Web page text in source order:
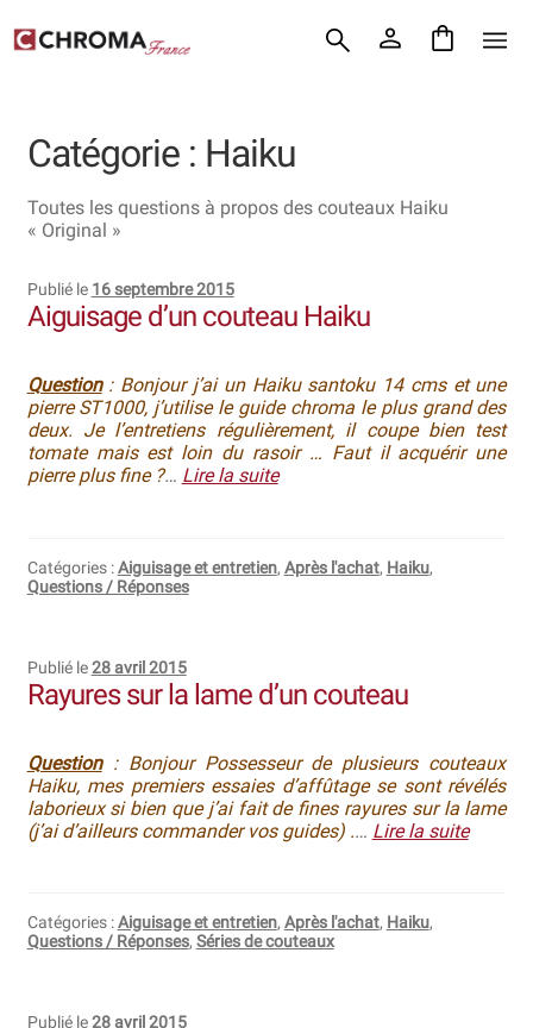
Aller
Aller
Chroma France
Commande
Conditions Générales de Vente
Contact
Demande de devis
Expédition le jour même
Frais de port
Bocuse d’Or
Mentions légales
Partenaires
Plan du site
Politique en matière de remboursements et de retours
Catégorie : Haiku
Toutes les questions à propos des couteaux Haiku
« Original »
Publié le 16 septembre 2015
Aiguisage d’un couteau Haiku
Question : Bonjour j’ai un Haiku santoku 14 cms et une
pierre ST1000, j’utilise le guide chroma le plus grand des
deux. Je l’entretiens régulièrement, il coupe bien test
tomate mais est loin du rasoir … Faut il acquérir une
pierre plus fine ?… Lire la suite
Catégories :Aiguisage et entretien, Après l'achat, Haiku,
Questions / Réponses
Publié le28 avril 2015
Rayures sur la lame d’un couteau
Question : Bonjour Possesseur de plusieurs couteaux
Haiku, mes premiers essaies d’affûtage se sont révélés
laborieux si bien que j’ai fait de fines rayures sur la lame
(j’ai d’ailleurs commander vos guides) .… Lire la suite
Catégories :Aiguisage et entretien, Après l'achat, Haiku,
Questions / Réponses, Séries de couteaux
Publié le28 avril 2015